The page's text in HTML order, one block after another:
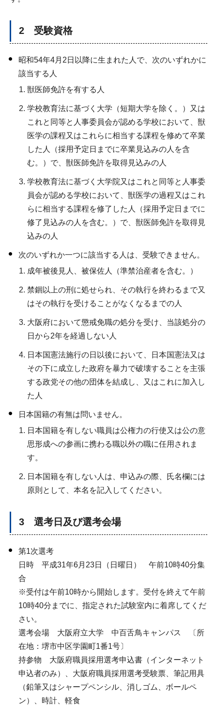
2 受験資格
昭和54年4月2日以降に生まれた人で、次のいずれかに
該当する人
獣医師免許を有する人
学校教育法に基づく大学（短期大学を除く。）又は
これと同等と人事委員会が認める学校において、獣
医学の課程又はこれらに相当する課程を修めて卒業
した人（採用予定日までに卒業見込みの人を含
む。）で、獣医師免許を取得見込みの人
学校教育法に基づく大学院又はこれと同等と人事委
員会が認める学校において、獣医学の過程又はこれ
らに相当する課程を修了した人（採用予定日までに
修了見込みの人を含む。）で、獣医師免許を取得見
込みの人
次のいずれか一つに該当する人は、受験できません。
成年被後見人、被保佐人（準禁治産者を含む。）
禁錮以上の刑に処せられ、その執行を終わるまで又
はその執行を受けることがなくなるまでの人
大阪府において懲戒免職の処分を受け、当該処分の
日から2年を経過しない人
日本国憲法施行の日以後において、日本国憲法又は
その下に成立した政府を暴力で破壊することを主張
する政党その他の団体を結成し、又はこれに加入し
た人
日本国籍の有無は問いません。
日本国籍を有しない職員は公権力の行使又は公の意
思形成への参画に携わる職以外の職に任用されま
す。
日本国籍を有しない人は、申込みの際、氏名欄には
原則として、本名を記入してください。
3 選考日及び選考会場
第1次選考
日時 平成31年6月23日（日曜日） 午前10時40分集
合
※受付は午前10時から開始します。受付を終えて午前
10時40分までに、指定された試験室内に着席してくだ
さい。
選考会場 大阪府立大学 中百舌鳥キャンパス 〔所
在地：堺市中区学園町1番1号〕
持参物 大阪府職員採用選考申込書（インターネット
申込者のみ）、大阪府職員採用選考受験票、筆記用具
（鉛筆又はシャープペンシル、消しゴム、ボールペ
ン）、時計、軽食